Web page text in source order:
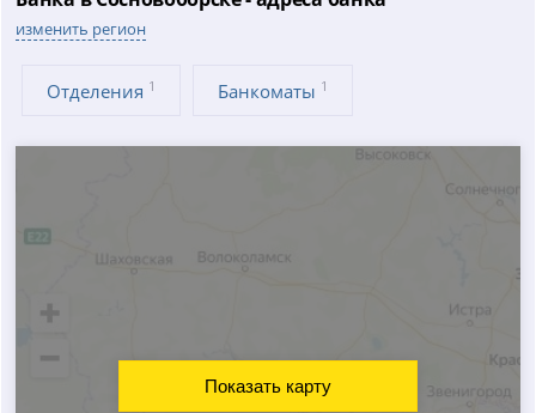
изменить регион
Отделения 1 Банкоматы 1
Показать карту